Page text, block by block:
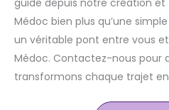
Médoc bien plus qu’une
un véritable pont entre vous
Médoc. Contactez-nous pour
transformons chaque trajet